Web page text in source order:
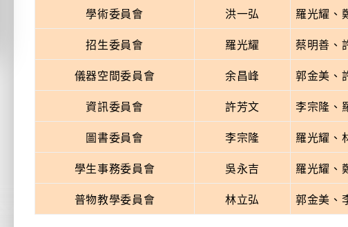
學術委員會
洪一弘
羅光耀、
招生委員會
羅光耀
蔡明善、
儀器空間委員會
余昌峰
郭金美、
資訊委員會
許芳文
李宗隆、
圖書委員會
李宗隆
羅光耀、
學生事務委員會
吳永吉
羅光耀、
普物教學委員會
林立弘 郭金美、